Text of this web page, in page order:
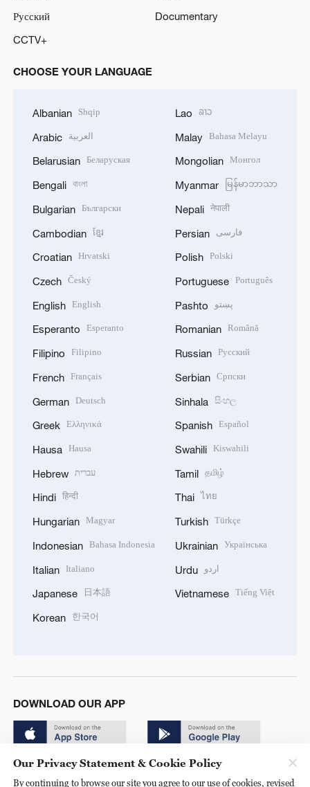
Русский
Documentary
CCTV+
CHOOSE YOUR LANGUAGE
Albanian Shqip
Arabic العربية
Belarusian Беларуская
Bengali বাংলা
Bulgarian Български
Cambodian ខ្មែរ
Croatian Hrvatski
Czech Český
English English
Esperanto Esperanto
Filipino Filipino
French Français
German Deutsch
Greek Ελληνικά
Hausa Hausa
Hebrew עברית
Hindi हिन्दी
Hungarian Magyar
Indonesian Bahasa Indonesia
Italian Italiano
Japanese 日本語
Korean 한국어
Lao ລາວ
Malay Bahasa Melayu
Mongolian Монгол
Myanmar မြန်မာဘာသာ
Nepali नेपाली
Persian فارسی
Polish Polski
Portuguese Português
Pashto پښتو
Romanian Română
Russian Русский
Serbian Српски
Sinhala සිංහල
Spanish Español
Swahili Kiswahili
Tamil தமிழ்
Thai ไทย
Turkish Türkçe
Ukrainian Українська
Urdu اردو
Vietnamese Tiếng Việt
DOWNLOAD OUR APP
Our Privacy Statement & Cookie Policy
By continuing to browse our site you agree to our use of cookies, revised